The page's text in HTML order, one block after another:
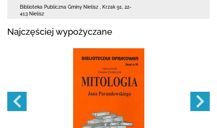
Biblioteka Publiczna Gminy Nielisz Krzak 91
22-
413 Nielisz
Najczęściej wypożyczane